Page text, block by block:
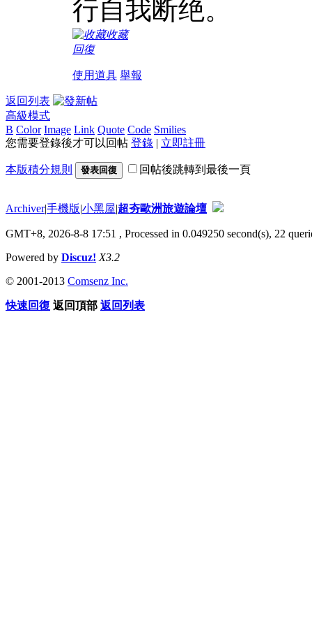
行自我断绝。
收藏
回復
使用道具 舉報
返回列表
高級模式
B Color Image Link Quote Code Smilies
您需要登錄後才可以回帖 登錄 | 立即註冊
本版積分規則 發表回復 回帖後跳轉到最後一頁
Archiver|手機版|小黑屋|超夯歐洲旅遊論壇
GMT+8, 2026-8-8 17:51 , Processed in 0.049250 second(s), 22
Powered by Discuz! X3.2
© 2001-2013 Comsenz Inc.
快速回復 返回頂部 返回列表